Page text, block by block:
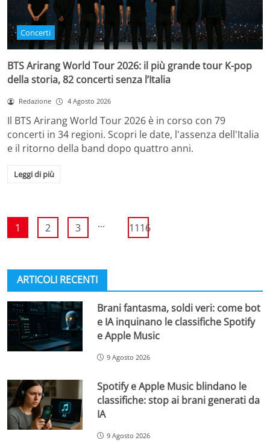
Concerti
BTS Arirang World Tour 2026: il più grande tour K-pop
della storia, 82 concerti senza l’Italia
Redazione 4 Agosto 2026
Il BTS Arirang World Tour 2026 è in corso con 79
concerti in 34 regioni. Scopri le date, l'assenza dell'Italia
e il ritorno della band dopo quattro anni.
Leggi di più
1 2 3 ... 1116
ARTICOLI RECENTI
Brani fantasma, soldi veri: come bot
e IA inquinano le classifiche Spotify
e Apple Music
9 Agosto 2026
Spotify e Apple Music blindano le
classifiche: stop ai brani generati da
IA
9 Agosto 2026